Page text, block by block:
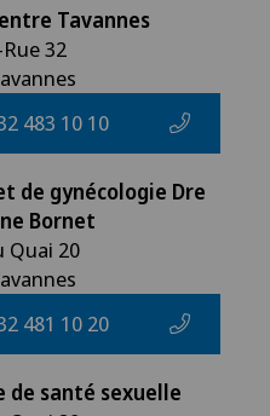
Tavannes
32
483 10 10
de gynécologie Dre
Bornet
Quai 20
481 10 20
de santé sexuelle